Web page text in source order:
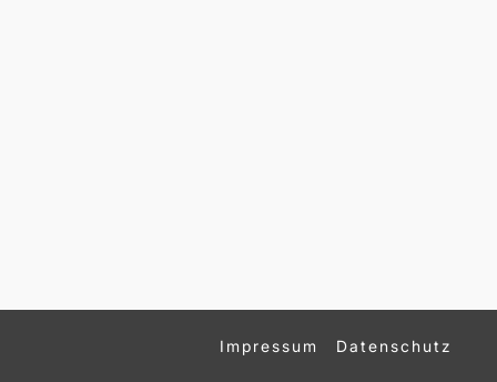
Impressum Datenschutz